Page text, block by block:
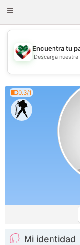
Toggle
💖
Encuentra tu
¡Descarga
0.3/1
Mi identidad